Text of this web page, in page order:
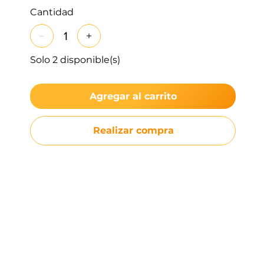
Cantidad
Solo 2 disponible(s)
Agregar al carrito
Realizar compra